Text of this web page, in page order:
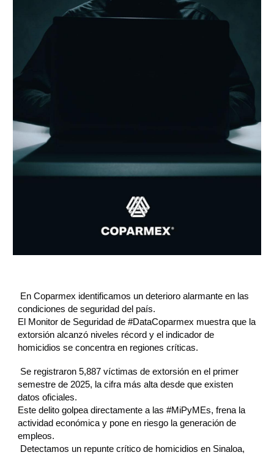
En Coparmex identificamos un deterioro alarmante en las
condiciones de seguridad del país.
El Monitor de Seguridad de#DataCoparmex muestra que la
extorsión alcanzó niveles récord y el indicador de
homicidios se concentra en regiones críticas.
Se registraron 5,887 víctimas de extorsión en el primer
semestre de 2025, la cifra más alta desde que existen
datos oficiales.
Este delito golpea directamente a las#MiPyMEs, frena la
actividad económica y pone en riesgo la generación de
empleos.
Detectamos un repunte crítico de homicidios en Sinaloa,